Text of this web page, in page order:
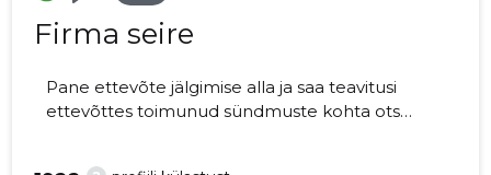
Firma seire
Pane ettevõte jälgimise alla ja saa teavitusi
ettevõttes toimunud sündmuste kohta otse